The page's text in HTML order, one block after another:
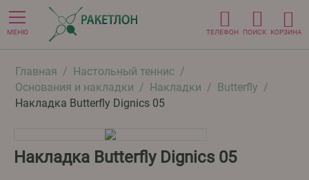
МЕНЮ ТЕЛЕФОН ПОИСК КОРЗИНА
Главная / Настольный теннис /
Основания и накладки / Накладки / Butterfly /
Накладка Butterfly Dignics 05
Накладка Butterfly Dignics 05